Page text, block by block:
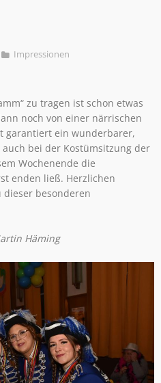
Impressionen
zu tragen ist schon etwas
noch von einer närrischen
garantiert ein wunderbarer,
auch bei der Kostümsitzung der
Wochenende die
enden ließ. Herzlichen
dieser besonderen
Häming